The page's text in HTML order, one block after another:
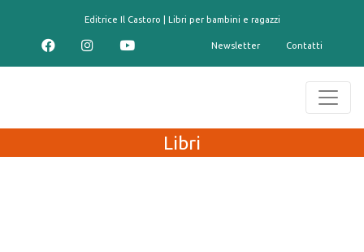
Editrice Il Castoro | Libri per bambini e ragazzi
Newsletter Contatti
Libri